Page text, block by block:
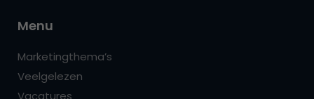
Menu
Marketingthema’s
Veelgelezen
Vacatures